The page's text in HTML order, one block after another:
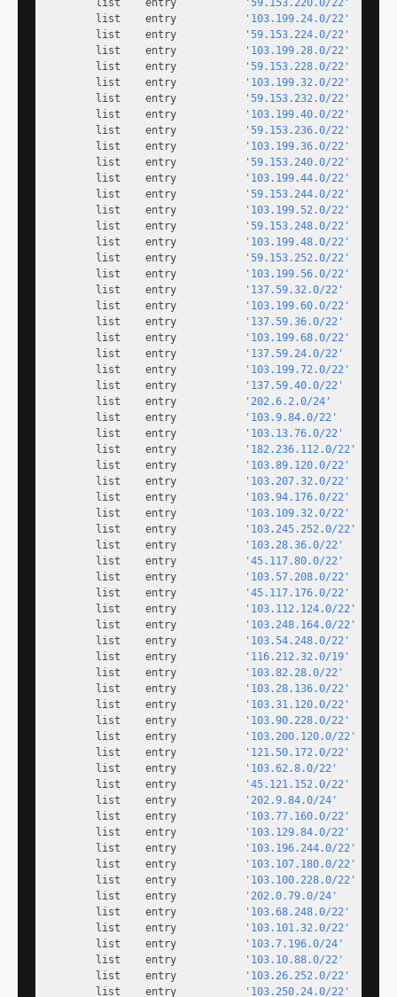
        list    entry
'59.153.220.0/22'
        list    entry
'103.199.24.0/22'
        list    entry
'59.153.224.0/22'
        list    entry
'103.199.28.0/22'
        list    entry
'59.153.228.0/22'
        list    entry
'103.199.32.0/22'
        list    entry
'59.153.232.0/22'
        list    entry
'103.199.40.0/22'
        list    entry
'59.153.236.0/22'
        list    entry
'103.199.36.0/22'
        list    entry
'59.153.240.0/22'
        list    entry
'103.199.44.0/22'
        list    entry
'59.153.244.0/22'
        list    entry
'103.199.52.0/22'
        list    entry
'59.153.248.0/22'
        list    entry
'103.199.48.0/22'
        list    entry
'59.153.252.0/22'
        list    entry
'103.199.56.0/22'
        list    entry
'137.59.32.0/22'
        list    entry
'103.199.60.0/22'
        list    entry
'137.59.36.0/22'
        list    entry
'103.199.68.0/22'
        list    entry
'137.59.24.0/22'
        list    entry
'103.199.72.0/22'
        list    entry
'137.59.40.0/22'
        list    entry
'202.6.2.0/24'
        list    entry
'103.9.84.0/22'
        list    entry
'103.13.76.0/22'
        list    entry
'182.236.112.0/22'
        list    entry
'103.89.120.0/22'
        list    entry
'103.207.32.0/22'
        list    entry
'103.94.176.0/22'
        list    entry
'103.109.32.0/22'
        list    entry
'103.245.252.0/22'
        list    entry
'103.28.36.0/22'
        list    entry
'45.117.80.0/22'
        list    entry
'103.57.208.0/22'
        list    entry
'45.117.176.0/22'
        list    entry
'103.112.124.0/22'
        list    entry
'103.248.164.0/22'
        list    entry
'103.54.248.0/22'
        list    entry
'116.212.32.0/19'
        list    entry
'103.82.28.0/22'
        list    entry
'103.28.136.0/22'
        list    entry
'103.31.120.0/22'
        list    entry
'103.90.228.0/22'
        list    entry
'103.200.120.0/22'
        list    entry
'121.50.172.0/22'
        list    entry
'103.62.8.0/22'
        list    entry
'45.121.152.0/22'
        list    entry
'202.9.84.0/24'
        list    entry
'103.77.160.0/22'
        list    entry
'103.129.84.0/22'
        list    entry
'103.196.244.0/22'
        list    entry
'103.107.180.0/22'
        list    entry
'103.100.228.0/22'
        list    entry
'202.0.79.0/24'
        list    entry
'103.68.248.0/22'
        list    entry
'103.101.32.0/22'
        list    entry
'103.7.196.0/24'
        list    entry
'103.10.88.0/22'
        list    entry
'103.26.252.0/22'
        list    entry
'103.250.24.0/22'